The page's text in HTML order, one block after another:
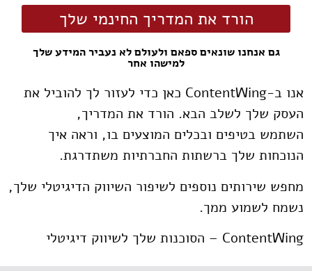
הורד את המדריך החינמי שלך
גם אנחנו שונאים ספאם ולעולם לא נעביר המידע שלך
למישהו אחר​
אנו ב-ContentWing כאן כדי לעזור לך להוביל את
העסק שלך לשלב הבא. הורד את המדריך,
השתמש בטיפים ובכלים המוצעים בו, וראה איך
הנוכחות שלך ברשתות החברתיות משתדרגת.
מחפש שירותים נוספים לשיפור השיווק הדיגיטלי שלך,
נשמח לשמוע ממך.
ContentWing – הסוכנות שלך לשיווק דיגיטלי